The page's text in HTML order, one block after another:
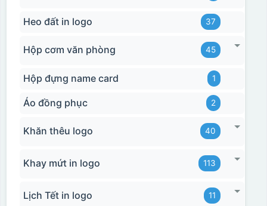
Heo đất in logo 37
Hộp cơm văn phòng 45
Hộp đựng name card 1
Áo đồng phục 2
Khăn thêu logo 40
Khay mứt in logo 113
Lịch Tết in logo 11